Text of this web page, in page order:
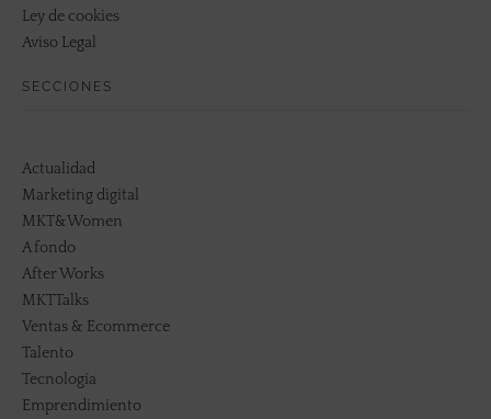
Ley de cookies
Aviso Legal
SECCIONES
Actualidad
Marketing digital
MKT&Women
A fondo
After Works
MKTTalks
Ventas & Ecommerce
Talento
Tecnología
Emprendimiento